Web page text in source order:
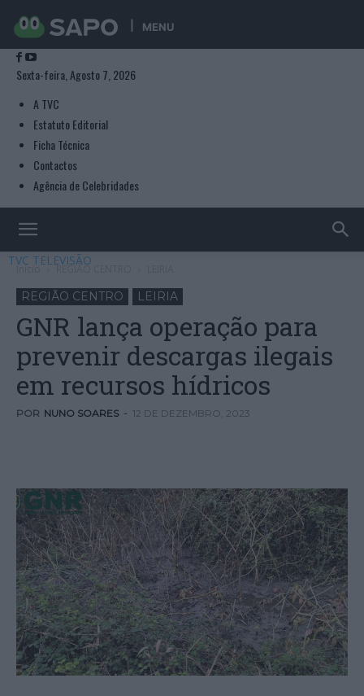
MENU
Sexta-feira, Agosto 7, 2026
A TVC
Estatuto Editorial
Ficha Técnica
Contactos
Agência de Celebridades
TVC TELEVISÃO
Início REGIÃO CENTRO
REGIÃO CENTRO LEIRIA
GNR lança operação para
prevenir descargas ilegais
em recursos hídricos
POR NUNO SOARES - 12 DE DEZEMBRO, 2023